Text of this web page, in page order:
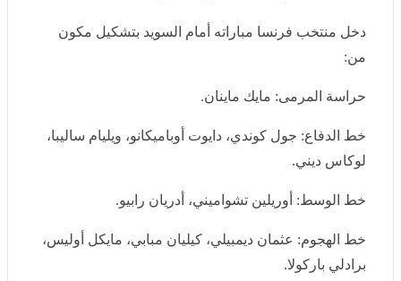
دخل منتخب فرنسا مباراته أمام السويد بتشكيل مكون من:
لوكاس ديني.
برادلي باركولا.